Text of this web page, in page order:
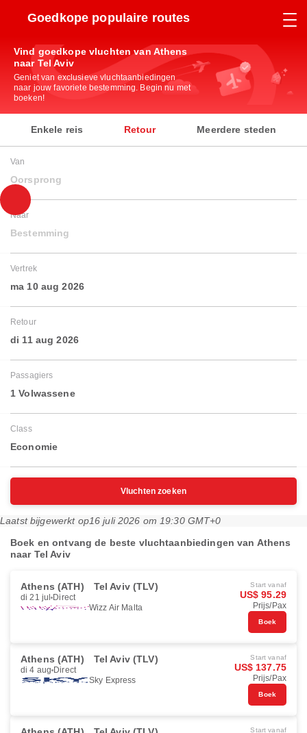
Goedkope populaire routes
Vind goedkope vluchten van Athens
naar Tel Aviv
Geniet van exclusieve vluchtaanbiedingen
naar jouw favoriete bestemming. Begin nu met
boeken!
Enkele reis Retour Meerdere steden
Van
Oorsprong
Naar
Bestemming
Vertrek
ma 10 aug 2026
Retour
di 11 aug 2026
Passagiers
1 Volwassene
Class
Economie
Vluchten zoeken
Laatst bijgewerkt op16 juli 2026 om 19:30 GMT+0
Boek en ontvang de beste vluchtaanbiedingen van Athens
naar Tel Aviv
Athens (ATH) Tel Aviv (TLV)
di 21 jul Direct
Wizz Air Malta
Start vanaf
US$ 95.29
Prijs/Pax
Boek
Athens (ATH) Tel Aviv (TLV)
di 4 aug Direct
Sky Express
Start vanaf
US$ 137.75
Prijs/Pax
Boek
Start vanaf